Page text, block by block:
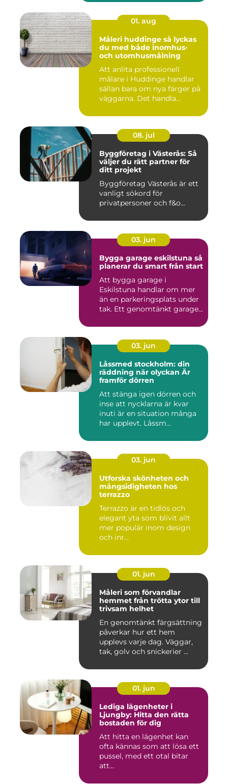
01. aug
Måleri huddinge så lyckas
du med både inomhus-
och utomhusmålning
Att anlita professionell
målare i Huddinge handlar
sällan bara om nya färger på
väggarna. Det handla...
08. jul
Byggföretag i Västerås: Så
väljer du rätt partner för
ditt projekt
Byggföretag Västerås är ett
vanligt sökord för
privatpersoner och f&o...
03. jun
Bygga garage eskilstuna så
planerar du smart från start
Att bygga garage i
Eskilstuna handlar om mer
än en parkeringsplats under
tak. Ett genomtänkt garage
03. jun
Låssmed stockholm: din
räddning när olyckan Är
framför dörren
Att stänga igen dörren och
inse att nycklarna är kvar
inuti är en situation många
har upplevt. Låssm...
03. jun
Utforska skönheten och
mångsidigheten hos
terrazzo
Terrazzo är en tidlös och
elegant yta som blivit allt
mer populär inom design
och inr...
01. jun
Måleri som förvandlar
hemmet från trötta ytor till
trivsam helhet
En genomtänkt färgsättning
påverkar hur ett hem
upplevs varje dag. Väggar,
tak, golv och snickerier ...
01. jun
Lediga lägenheter i
Ljungby: Hitta den rätta
bostaden för dig
Att hitta en lägenhet kan
ofta kännas som att lösa ett
pussel, med ett otal bitar
att...